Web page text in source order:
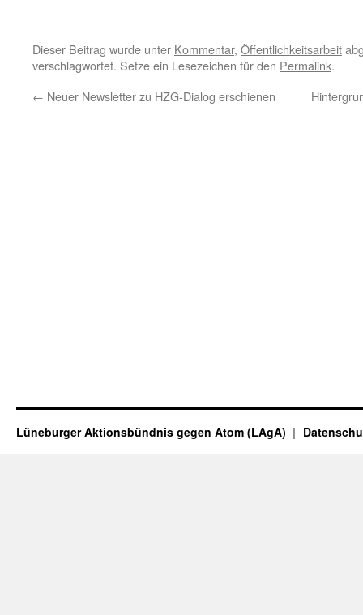
Dieser Beitrag wurde unter Kommentar, Öffentlichkeitsarbeit
verschlagwortet. Setze ein Lesezeichen für den Permalink.
← Neuer Newsletter zu HZG-Dialog erschienen
Lüneburger Aktionsbündnis gegen Atom (LAgA)